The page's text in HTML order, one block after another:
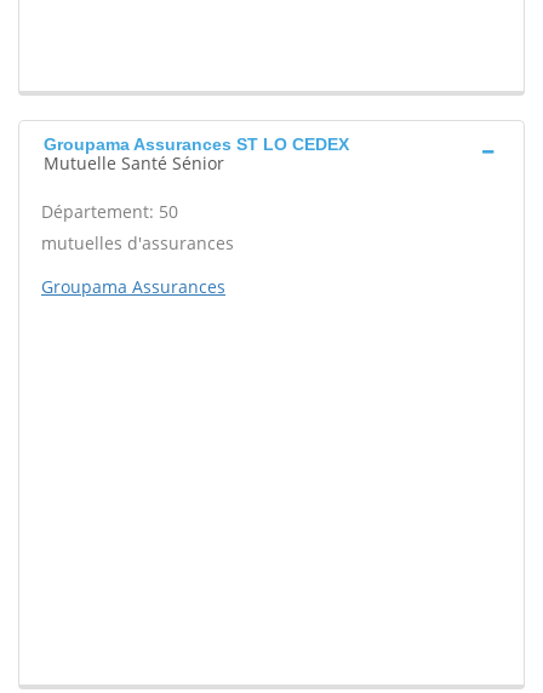
Groupama Assurances ST LO CEDEX
Mutuelle Santé Sénior
Département: 50
mutuelles d'assurances
Groupama Assurances